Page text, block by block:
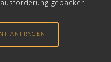
gebacken!
ANFRAGEN